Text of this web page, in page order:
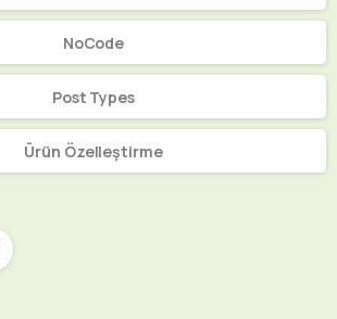
NoCode
Post Types
Ürün Özelleştirme